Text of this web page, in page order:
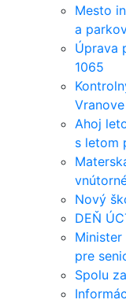
Mesto
a
Úprava
1065
Ahoj
s letom
Nový
DEŇ
pre
Spolu